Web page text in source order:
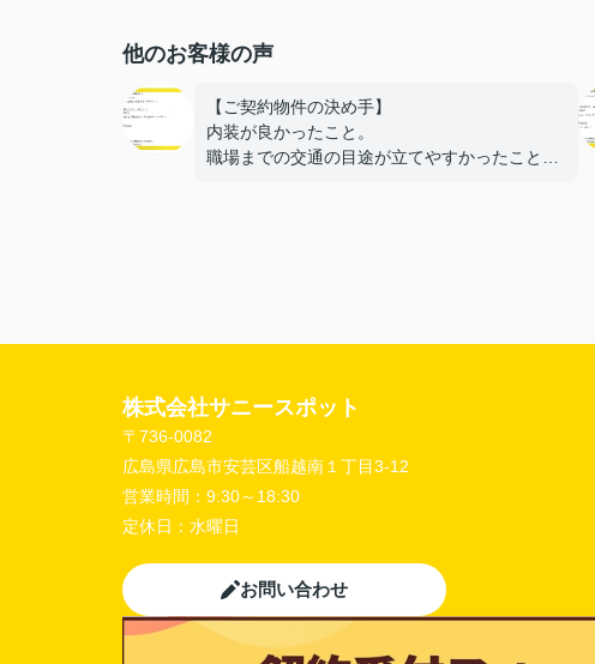
他のお客様の声
【ご契約物件の決め手】
内装が良かったこと。
職場までの交通の目途が立てやすかったこと。
株式会社サニースポット
〒736-0082
広島県広島市安芸区船越南１丁目3-12
営業時間： 9:30～18:30
定休日： 水曜日
お問い合わせ